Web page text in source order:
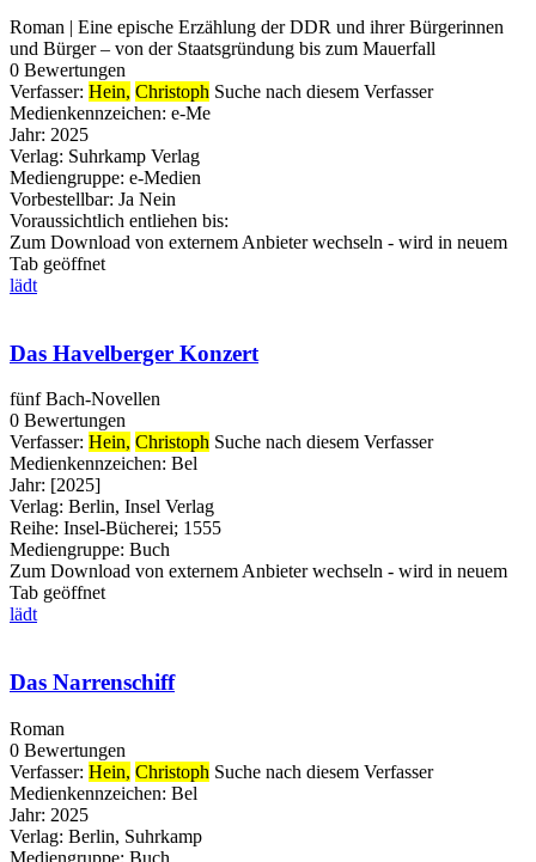
Roman | Eine epische Erzählung der DDR und ihrer Bürgerinnen
und Bürger – von der Staatsgründung bis zum Mauerfall
0 Bewertungen
Verfasser: Hein, Christoph Suche nach diesem Verfasser
Medienkennzeichen: e-Me
Jahr: 2025
Verlag: Suhrkamp Verlag
Mediengruppe: e-Medien
Vorbestellbar: Ja Nein
Voraussichtlich entliehen bis:
Zum Download von externem Anbieter wechseln - wird in neuem
Tab geöffnet
lädt
Das Havelberger Konzert
fünf Bach-Novellen
0 Bewertungen
Verfasser: Hein, Christoph Suche nach diesem Verfasser
Medienkennzeichen: Bel
Jahr: [2025]
Verlag: Berlin, Insel Verlag
Reihe: Insel-Bücherei; 1555
Mediengruppe: Buch
Zum Download von externem Anbieter wechseln - wird in neuem
Tab geöffnet
lädt
Das Narrenschiff
Roman
0 Bewertungen
Verfasser: Hein, Christoph Suche nach diesem Verfasser
Medienkennzeichen: Bel
Jahr: 2025
Verlag: Berlin, Suhrkamp
Mediengruppe: Buch